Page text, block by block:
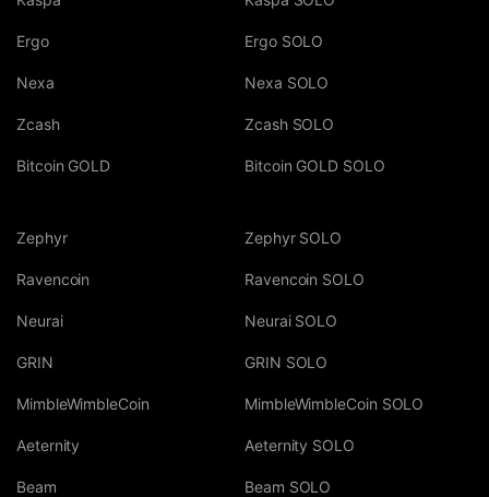
Ergo
Nexa
Zcash
Bitcoin GOLD
Ergo SOLO
Nexa SOLO
Zcash SOLO
Bitcoin GOLD SOLO
Zephyr
Ravencoin
Neurai
GRIN
MimbleWimbleCoin
Aeternity
Beam
Zephyr SOLO
Ravencoin SOLO
Neurai SOLO
GRIN SOLO
MimbleWimbleCoin SOLO
Aeternity SOLO
Beam SOLO